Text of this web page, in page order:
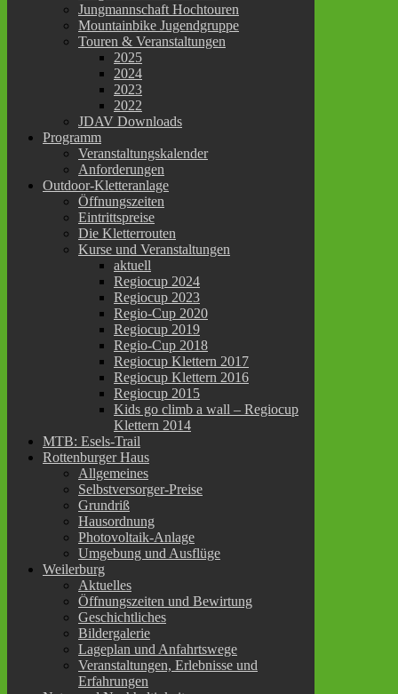
Jungmannschaft Hochtouren
Mountainbike Jugendgruppe
Touren & Veranstaltungen
2025
2024
2023
2022
JDAV Downloads
Programm
Veranstaltungskalender
Anforderungen
Outdoor-Kletteranlage
Öffnungszeiten
Eintrittspreise
Die Kletterrouten
Kurse und Veranstaltungen
aktuell
Regiocup 2024
Regiocup 2023
Regio-Cup 2020
Regiocup 2019
Regio-Cup 2018
Regiocup Klettern 2017
Regiocup Klettern 2016
Regiocup 2015
Kids go climb a wall – Regiocup
Klettern 2014
MTB: Esels-Trail
Rottenburger Haus
Allgemeines
Selbstversorger-Preise
Grundriß
Hausordnung
Photovoltaik-Anlage
Umgebung und Ausflüge
Weilerburg
Aktuelles
Öffnungszeiten und Bewirtung
Geschichtliches
Bildergalerie
Lageplan und Anfahrtswege
Veranstaltungen, Erlebnisse und
Erfahrungen